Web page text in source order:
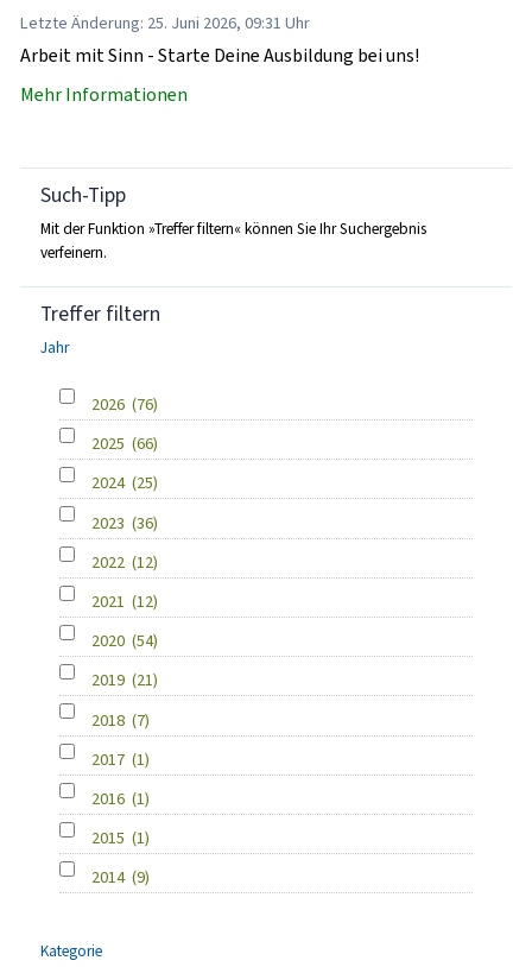
Letzte Änderung: 25. Juni 2026, 09:31 Uhr
Arbeit mit Sinn - Starte Deine Ausbildung bei uns!
Mehr Informationen
Such-Tipp
Mit der Funktion »Treffer filtern« können Sie Ihr Suchergebnis
verfeinern.
Treffer filtern
Jahr
2026 (76)
2025 (66)
2024 (25)
2023 (36)
2022 (12)
2021 (12)
2020 (54)
2019 (21)
2018 (7)
2017 (1)
2016 (1)
2015 (1)
2014 (9)
Kategorie